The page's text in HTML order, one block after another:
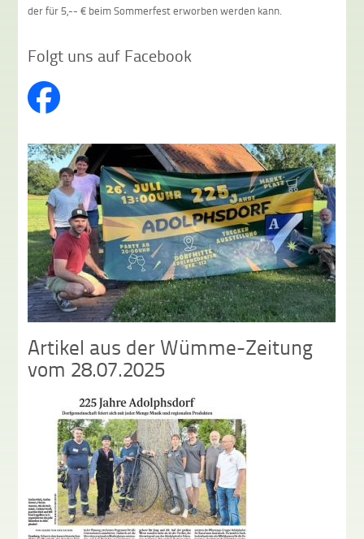
der für 5,-- € beim Sommerfest erworben werden kann.
Folgt uns auf Facebook
Artikel aus der Wümme-Zeitung
vom 28.07.2025